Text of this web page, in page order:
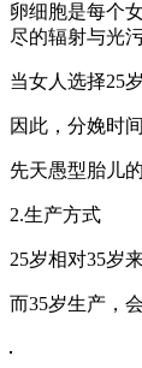
卵细胞是每个
尽的辐射与光
当女人选择25
因此，分娩时
先天愚型胎儿
2.生产方式
25岁相对35岁
而35岁生产，